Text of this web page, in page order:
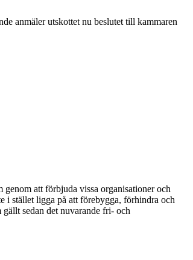
anmäler utskottet nu beslutet till kammaren
att förbjuda vissa organisationer och
i stället ligga på att förebygga, förhindra och
sedan det nuvarande fri- och